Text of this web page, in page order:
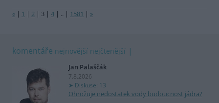
« | 1 | 2 | 3 | 4 | .. | 1581 | »
komentáře nejnovější nejčtenější
Jan Palaščák
7.8.2026
Diskuse: 13
Ohrožuje nedostatek vody budoucnost jádra?